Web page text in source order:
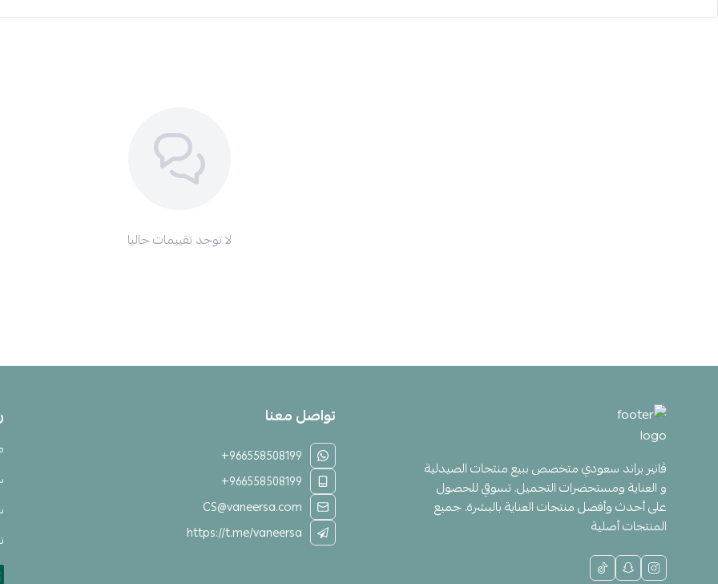
لا توجد تقييمات حاليا
ڤانير براند سعودي متخصص ببيع منتجات الصيدلية
و العناية ومستحضرات التجميل. تسوقي للحصول
على أحدث وأفضل منتجات العناية بالبشرة. جميع
المنتجات أصلية
تواصل معنا
+966558508199
+966558508199
CS@vaneersa.com
https://t.me/vaneersa